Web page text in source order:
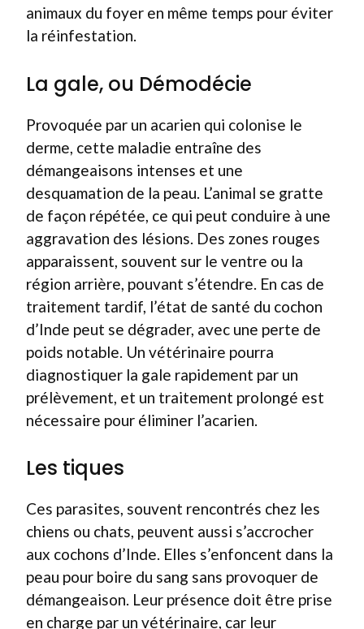
animaux du foyer en même temps pour éviter
la réinfestation.
La gale, ou Démodécie
Provoquée par un acarien qui colonise le
derme, cette maladie entraîne des
démangeaisons intenses et une
desquamation de la peau. L’animal se gratte
de façon répétée, ce qui peut conduire à une
aggravation des lésions. Des zones rouges
apparaissent, souvent sur le ventre ou la
région arrière, pouvant s’étendre. En cas de
traitement tardif, l’état de santé du cochon
d’Inde peut se dégrader, avec une perte de
poids notable. Un vétérinaire pourra
diagnostiquer la gale rapidement par un
prélèvement, et un traitement prolongé est
nécessaire pour éliminer l’acarien.
Les tiques
Ces parasites, souvent rencontrés chez les
chiens ou chats, peuvent aussi s’accrocher
aux cochons d’Inde. Elles s’enfoncent dans la
peau pour boire du sang sans provoquer de
démangeaison. Leur présence doit être prise
en charge par un vétérinaire, car leur